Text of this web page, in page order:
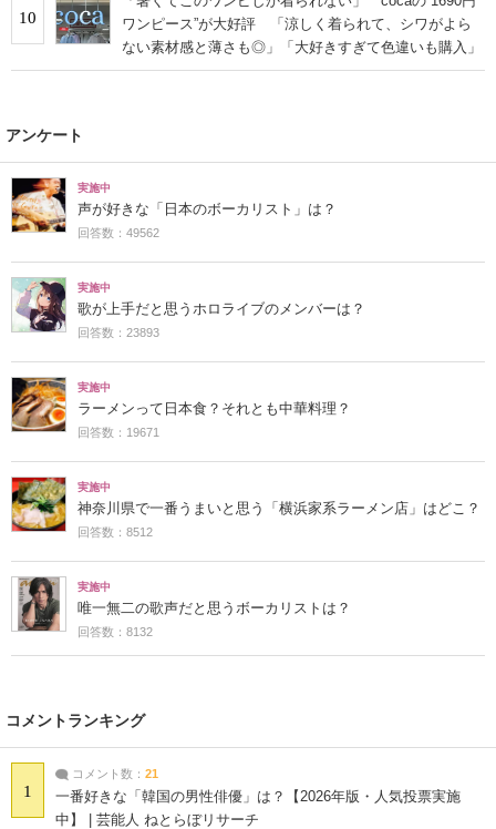
10
ワンピース”が大好評 「涼しく着られて、シワがよら
ない素材感と薄さも◎」「大好きすぎて色違いも購入」
アンケート
実施中
声が好きな「日本のボーカリスト」は？
回答数：49562
実施中
歌が上手だと思うホロライブのメンバーは？
回答数：23893
実施中
ラーメンって日本食？それとも中華料理？
回答数：19671
実施中
神奈川県で一番うまいと思う「横浜家系ラーメン店」はどこ？
回答数：8512
実施中
唯一無二の歌声だと思うボーカリストは？
回答数：8132
コメントランキング
1
コメント数： 21
一番好きな「韓国の男性俳優」は？【2026年版・人気投票実施
中】 | 芸能人 ねとらぼリサーチ